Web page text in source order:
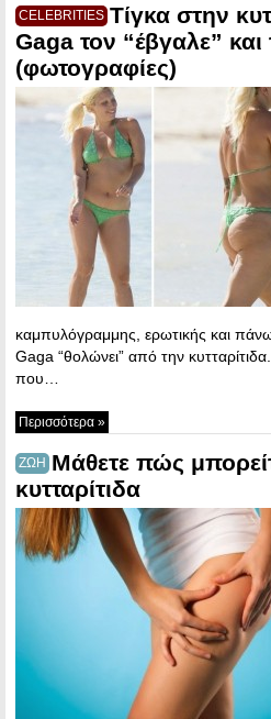
CELEBRITIES Τίγκα στην
Gaga τον “έβγαλε” και
(φωτογραφίες)
καμπυλόγραμμης, ερωτικής και
Gaga “θολώνει” από την
που…
Περισσότερα »
ΖΩΗ Μάθετε πώς
κυτταρίτιδα